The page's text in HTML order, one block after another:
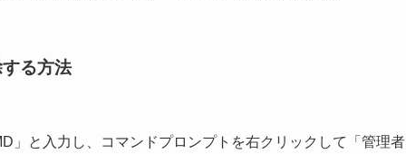
る方法
」と入力し、コマンドプロンプトを右クリックして「管理者